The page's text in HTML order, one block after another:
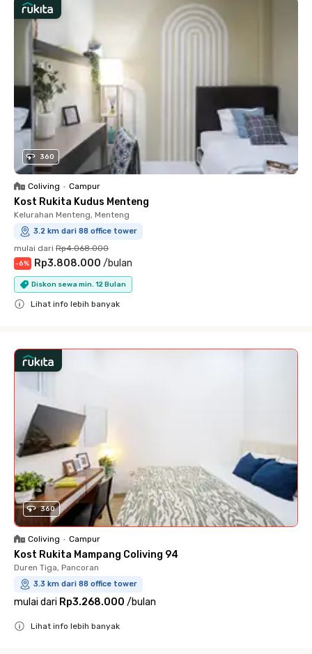
360
Coliving • Campur
Kost Rukita Kudus Menteng
Kelurahan Menteng, Menteng
3.2 km dari 88 office tower
mulai dari Rp4.068.000
-6% Rp3.808.000 /bulan
Diskon sewa min. 12 Bulan
Lihat info lebih banyak
360
Coliving • Campur
Kost Rukita Mampang Coliving 94
Duren Tiga, Pancoran
3.3 km dari 88 office tower
mulai dari Rp3.268.000 /bulan
Lihat info lebih banyak